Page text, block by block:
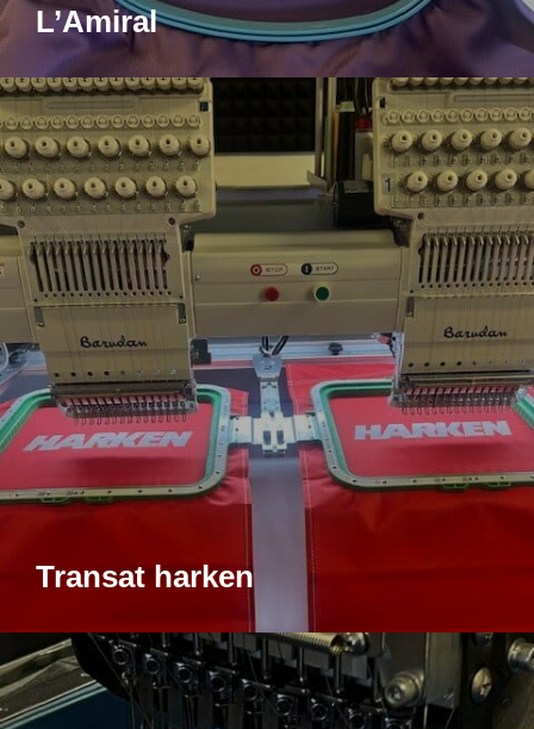
L’Amiral
Transat harken